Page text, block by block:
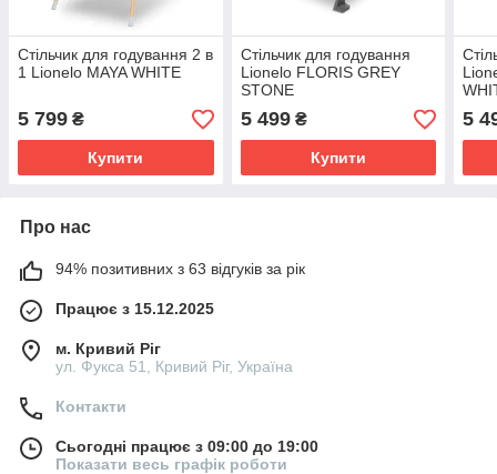
Стільчик для годування 2 в
1 Lionelo MAYA WHITE
5 799 ₴
Купити
Стільчик для годування
Lionelo FLORIS GREY
STONE
5 499₴
Купити
5
Про нас
94% позитивних з 63 відгуків за рік
Працює з 15.12.2025
м. Кривий Ріг
ул. Фукса 51, Кривий Ріг, Україна
Контакти
Сьогодні працює з 09:00 до 19:00
Показати весь графік роботи